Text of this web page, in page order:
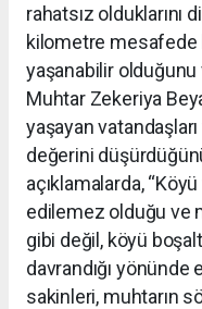
rahatsız olduklarını
kilometre mesafede
yaşanabilir
Muhtar Zekeriya
yaşayan
değerini
açıklamalarda,
edilemez olduğu ve
gibi değil, köyü
davrandığı
sakinleri, muhtarın